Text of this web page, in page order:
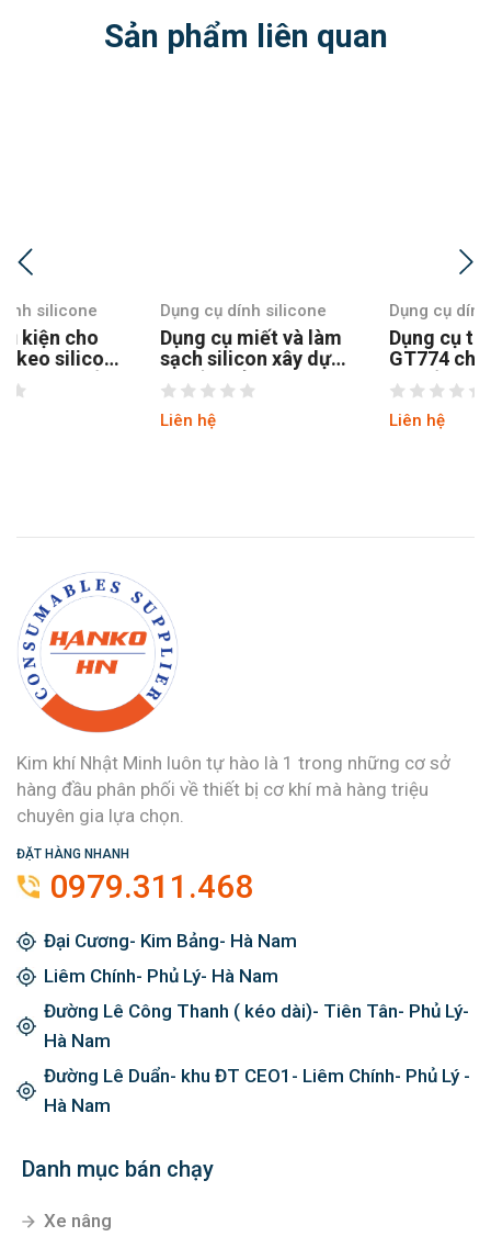
Sản phẩm liên quan
Dụng cụ dính silicone
Dụng cụ miết và làm
sạch silicon xây dựng
với đầu sủi inox
Dụng cụ dính silicone
Dụng cụ trám trét nứt
GT774 chuyên nghiệp
Kim khí Nhật Minh luôn tự hào là 1 trong những cơ sở
hàng đầu phân phối về thiết bị cơ khí mà hàng triệu
chuyên gia lựa chọn.
ĐẶT HÀNG NHANH
0979.311.468
Đại Cương- Kim Bảng- Hà Nam
Liêm Chính- Phủ Lý- Hà Nam
Đường Lê Công Thanh ( kéo dài)- Tiên Tân- Phủ Lý-
Hà Nam
Đường Lê Duẩn- khu ĐT CEO1- Liêm Chính- Phủ Lý -
Hà Nam
Danh mục bán chạy
Xe nâng